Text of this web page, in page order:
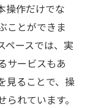
める方法
の基本
ント
とルール
方法
操作だけでな
ことができま
ペースでは、実
サービスもあ
見ることで、操
れています。